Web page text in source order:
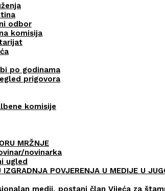
odbor
komisija
po godinama
prigovora
komisije
MRŽNJE
novinarka
ugled
IZGRADNJA POVJERENJA U MEDIJE U
medij, postani član Vijeća za